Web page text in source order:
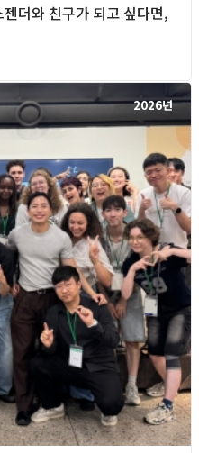
더와 친구가 되고 싶다면,
2026년